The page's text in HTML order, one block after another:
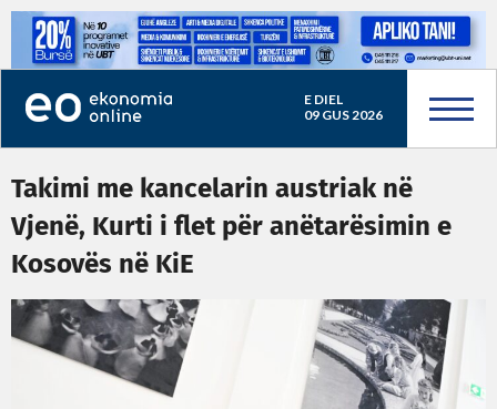
E DIEL
09 GUS 2026
Takimi me kancelarin austriak në
Vjenë, Kurti i flet për anëtarësimin e
Kosovës në KiE